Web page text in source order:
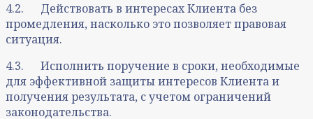
4.2. Действовать в интересах Клиента без
промедления, насколько это позволяет правовая
ситуация.
4.3. Исполнить поручение в сроки, необходимые
для эффективной защиты интересов Клиента и
получения результата, с учетом ограничений
законодательства.